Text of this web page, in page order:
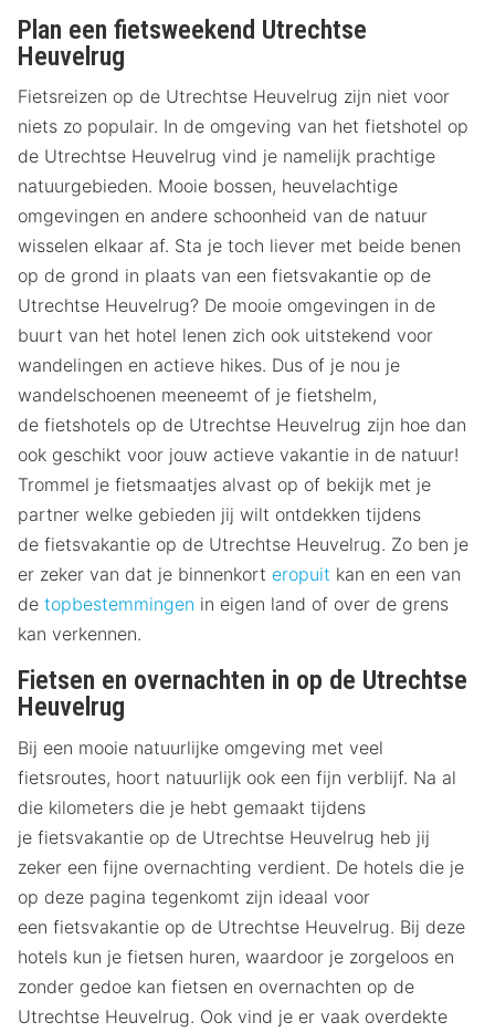
Plan een fietsweekend Utrechtse
Heuvelrug
Fietsreizen op de Utrechtse Heuvelrug zijn niet voor
niets zo populair. In de omgeving van het fietshotel op
de Utrechtse Heuvelrug vind je namelijk prachtige
natuurgebieden. Mooie bossen, heuvelachtige
omgevingen en andere schoonheid van de natuur
wisselen elkaar af. Sta je toch liever met beide benen
op de grond in plaats van een fietsvakantie op de
Utrechtse Heuvelrug? De mooie omgevingen in de
buurt van het hotel lenen zich ook uitstekend voor
wandelingen en actieve hikes. Dus of je nou je
wandelschoenen meeneemt of je fietshelm,
de fietshotels op de Utrechtse Heuvelrug zijn hoe dan
ook geschikt voor jouw actieve vakantie in de natuur!
Trommel je fietsmaatjes alvast op of bekijk met je
partner welke gebieden jij wilt ontdekken tijdens
de fietsvakantie op de Utrechtse Heuvelrug. Zo ben je
er zeker van dat je binnenkort eropuit kan en een van
de topbestemmingen in eigen land of over de grens
kan verkennen.
Fietsen en overnachten in op de Utrechtse
Heuvelrug
Bij een mooie natuurlijke omgeving met veel
fietsroutes, hoort natuurlijk ook een fijn verblijf. Na al
die kilometers die je hebt gemaakt tijdens
je fietsvakantie op de Utrechtse Heuvelrug heb jij
zeker een fijne overnachting verdient. De hotels die je
op deze pagina tegenkomt zijn ideaal voor
een fietsvakantie op de Utrechtse Heuvelrug. Bij deze
hotels kun je fietsen huren, waardoor je zorgeloos en
zonder gedoe kan fietsen en overnachten op de
Utrechtse Heuvelrug. Ook vind je er vaak overdekte